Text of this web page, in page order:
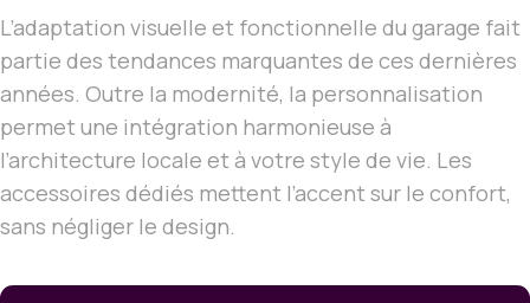
L’adaptation visuelle et fonctionnelle du garage fait
partie des tendances marquantes de ces dernières
années. Outre la modernité, la personnalisation
permet une intégration harmonieuse à
l’architecture locale et à votre style de vie. Les
accessoires dédiés mettent l’accent sur le confort,
sans négliger le design.